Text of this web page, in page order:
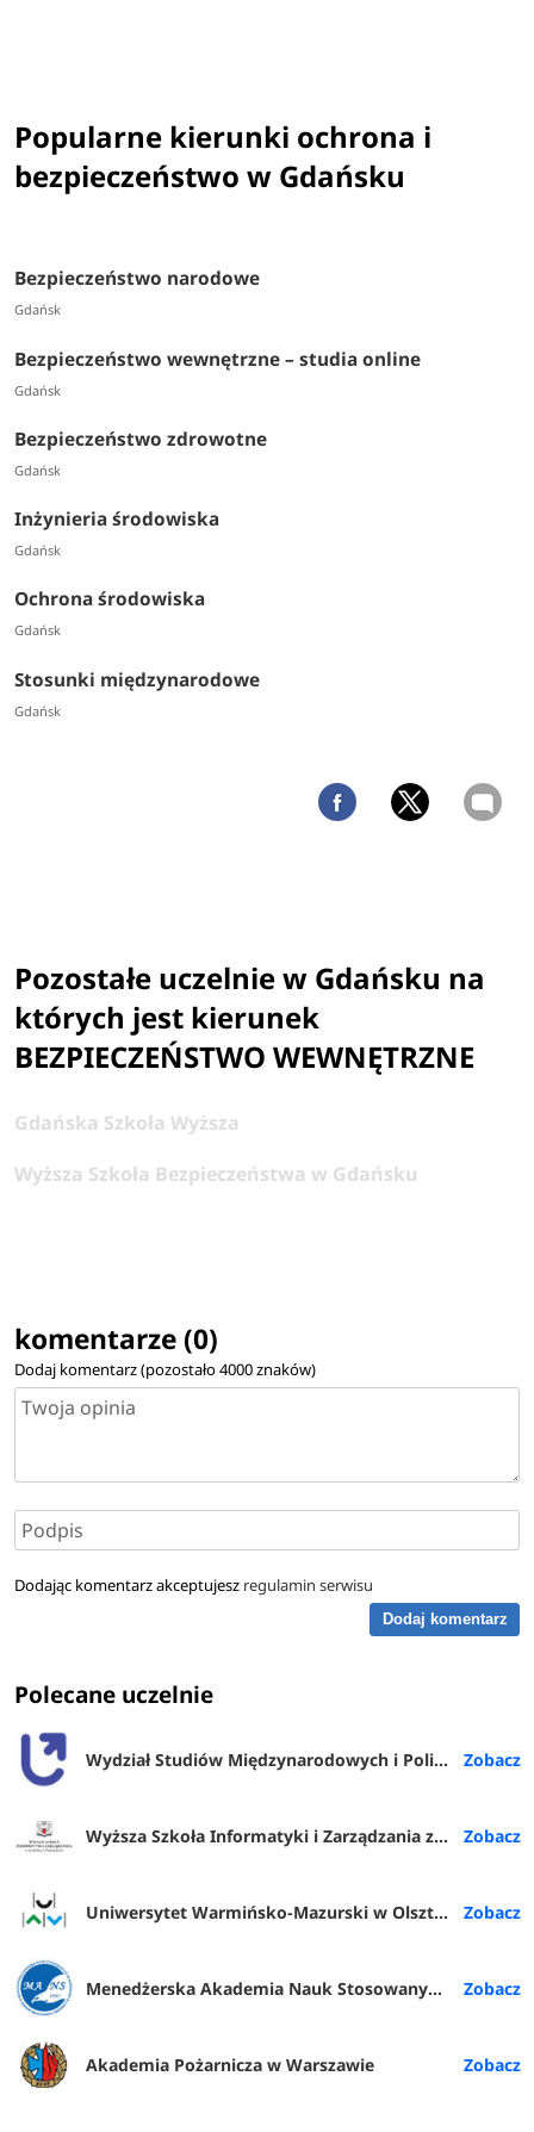
Popularne kierunki ochrona i
bezpieczeństwo w Gdańsku
Bezpieczeństwo narodowe
Gdańsk
Bezpieczeństwo wewnętrzne – studia online
Gdańsk
Bezpieczeństwo zdrowotne
Gdańsk
Inżynieria środowiska
Gdańsk
Ochrona środowiska
Gdańsk
Stosunki międzynarodowe
Gdańsk
Pozostałe uczelnie w Gdańsku na
których jest kierunek
BEZPIECZEŃSTWO WEWNĘTRZNE
Gdańska Szkoła Wyższa
Wyższa Szkoła Bezpieczeństwa w Gdańsku
komentarze (0)
Dodaj komentarz (pozostało4000znaków)
Dodając komentarz akceptujesz regulamin serwisu
Dodaj komentarz
Polecane uczelnie
Wydział Studiów Międzynarodowych i Politologicznych UŁ
Wyższa Szkoła Informatyki i Zarządzania z siedzibą w Rzeszowie
Uniwersytet Warmińsko-Mazurski w Olsztynie
Menedżerska Akademia Nauk Stosowanych w Warszawie
Akademia Pożarnicza w Warszawie